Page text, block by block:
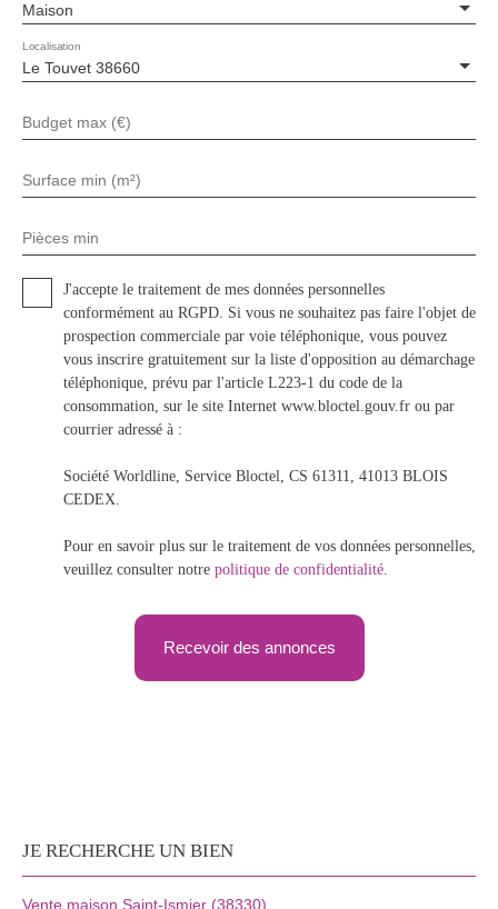
Maison
Le Touvet 38660
Localisation
Budget max (€)
Surface min (m²)
Pièces min
J'accepte le traitement de mes données personnelles
conformément au RGPD. Si vous ne souhaitez pas faire l'objet de
prospection commerciale par voie téléphonique, vous pouvez
vous inscrire gratuitement sur la liste d'opposition au démarchage
téléphonique, prévu par l'article L223-1 du code de la
consommation, sur le site Internet www.bloctel.gouv.fr ou par
courrier adressé à :
Société Worldline, Service Bloctel, CS 61311, 41013 BLOIS
CEDEX.
Pour en savoir plus sur le traitement de vos données personnelles,
veuillez consulter notre politique de confidentialité.
Recevoir des annonces
JE RECHERCHE UN BIEN
Vente maison Saint-Ismier (38330)